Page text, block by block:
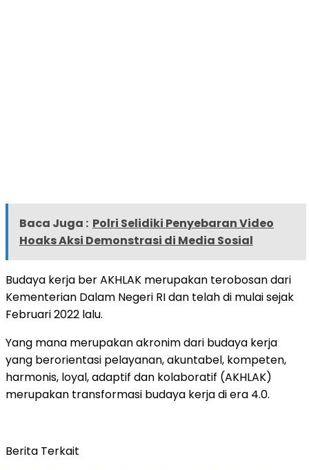
Baca Juga : Polri Selidiki Penyebaran Video
Hoaks Aksi Demonstrasi di Media Sosial
Budaya kerja ber AKHLAK merupakan terobosan dari
Kementerian Dalam Negeri RI dan telah di mulai sejak
Februari 2022 lalu.
Yang mana merupakan akronim dari budaya kerja
yang berorientasi pelayanan, akuntabel, kompeten,
harmonis, loyal, adaptif dan kolaboratif (AKHLAK)
merupakan transformasi budaya kerja di era 4.0.
Berita Terkait